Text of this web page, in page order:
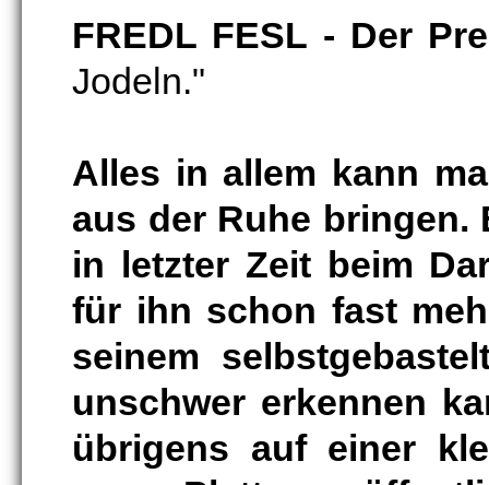
FREDL FESL - Der
Jodeln."
Alles in allem kann
aus der Ruhe
in letzter Zeit beim
für ihn schon fast
seinem
unschwer erkennen
übrigens auf einer